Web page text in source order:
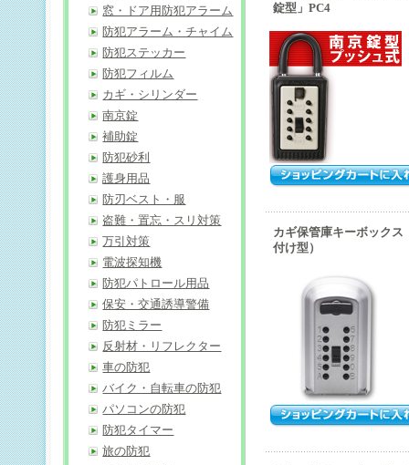
錠型」PC4
カギ保管庫キーボック
付け型）
窓・ドア用防犯アラーム
防犯アラーム・チャイム
防犯ステッカー
防犯フィルム
カギ・シリンダー
南京錠
補助錠
防犯砂利
護身用品
防刃ベスト・服
盗難・置忘・スリ対策
万引対策
電波探知機
防犯パトロール用品
保安・交通誘導警備
防犯ミラー
反射材・リフレクター
車の防犯
バイク・自転車の防犯
パソコンの防犯
防犯タイマー
旅の防犯